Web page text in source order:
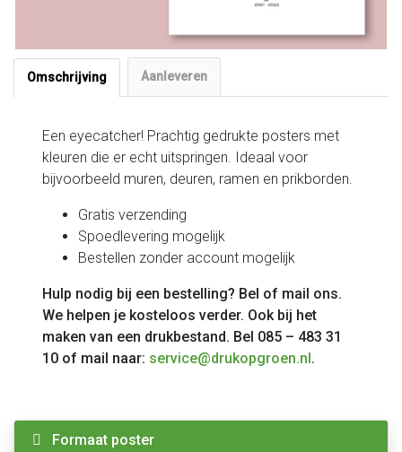
Omschrijving Aanleveren
Een eyecatcher! Prachtig gedrukte posters met
kleuren die er echt uitspringen. Ideaal voor
bijvoorbeeld muren, deuren, ramen en prikborden.
Gratis verzending
Spoedlevering mogelijk
Bestellen zonder account mogelijk
Hulp nodig bij een bestelling? Bel of mail ons.
We helpen je kosteloos verder. Ook bij het
maken van een drukbestand. Bel 085 – 483 31
10 of mail naar: service@drukopgroen.nl.
Formaat poster